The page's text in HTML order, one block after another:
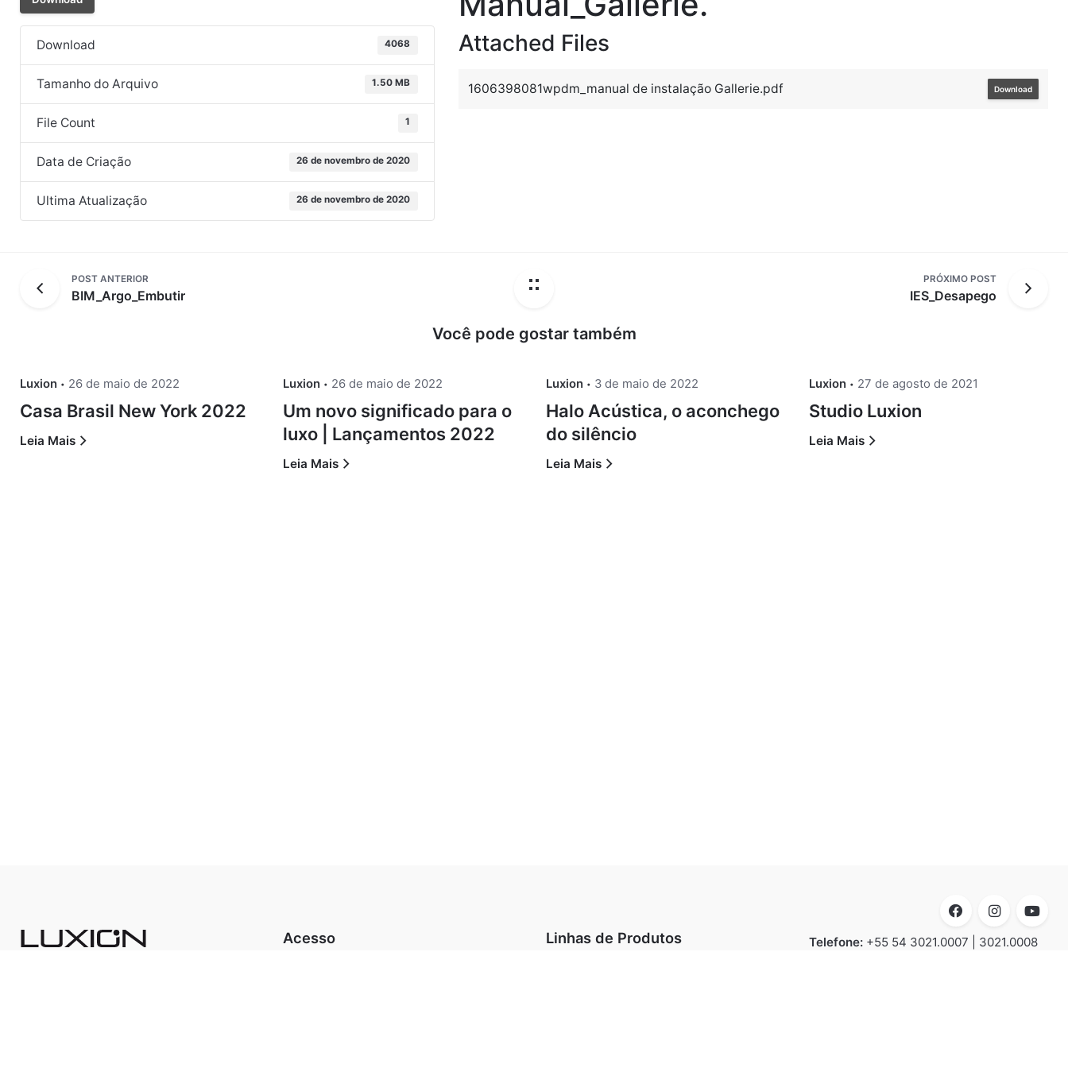
Download 4068
Tamanho do Arquivo 1.50 MB
File Count 1
Data de Criação 26 de novembro de 2020
Ultima Atualização 26 de novembro de 2020
Attached Files
1606398081wpdm_manual de instalação Gallerie.pdf Download
POST ANTERIOR
BIM_Argo_Embutir
PRÓXIMO POST
IES_Desapego
Você pode gostar também
Luxion 26 de maio de 2022
Casa Brasil New York 2022
Leia Mais
Luxion 26 de maio de 2022
Um novo significado para o
luxo | Lançamentos 2022
Leia Mais
Luxion 3 de maio de 2022
Halo Acústica, o aconchego
do silêncio
Leia Mais
Luxion 27 de agosto de 2021
Studio Luxion
Leia Mais
Acesso Linhas de Produtos Telefone: +55 54 3021.0007 | 3021.0008